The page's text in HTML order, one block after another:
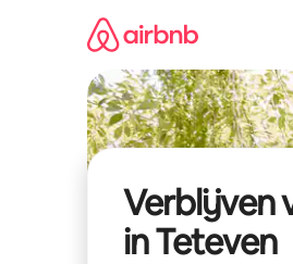
Verblijven
in Teteven